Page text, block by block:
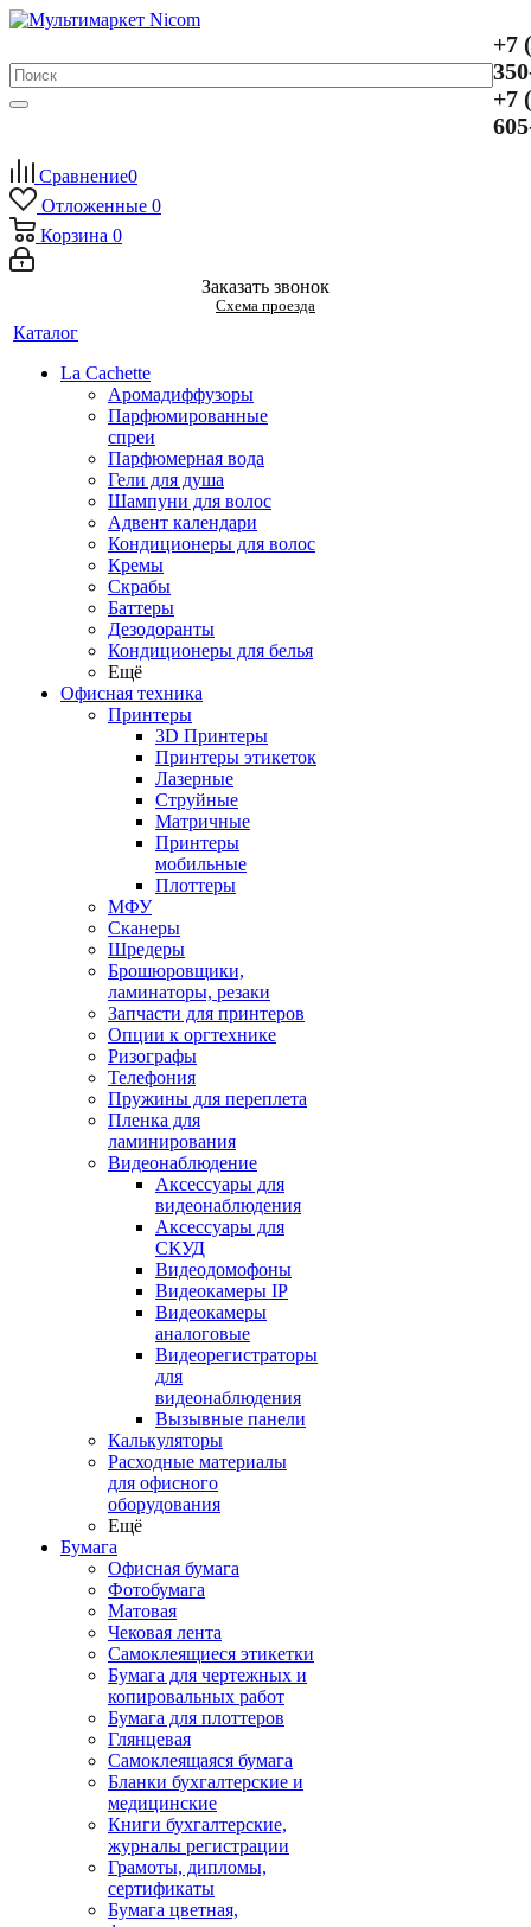
+7
+7
Сравнение0
Отложенные 0
Корзина 0
Заказать звонок
Схема проезда
Каталог
La Cachette
Аромадиффузоры
Парфюмированные
спреи
Парфюмерная вода
Гели для душа
Шампуни для волос
Адвент календари
Кондиционеры для волос
Кремы
Скрабы
Баттеры
Дезодоранты
Кондиционеры для белья
Ещё
Офисная техника
Принтеры
3D Принтеры
Принтеры этикеток
Лазерные
Струйные
Матричные
Принтеры
мобильные
Плоттеры
МФУ
Сканеры
Шредеры
Брошюровщики,
ламинаторы, резаки
Запчасти для принтеров
Опции к оргтехнике
Ризографы
Телефония
Пружины для переплета
Пленка для
ламинирования
Видеонаблюдение
Аксессуары для
видеонаблюдения
Аксессуары для
СКУД
Видеодомофоны
Видеокамеры IP
Видеокамеры
аналоговые
Видеорегистраторы
для
видеонаблюдения
Вызывные панели
Калькуляторы
Расходные материалы
для офисного
оборудования
Ещё
Бумага
Офисная бумага
Фотобумага
Матовая
Чековая лента
Самоклеящиеся этикетки
Бумага для чертежных и
копировальных работ
Бумага для плоттеров
Глянцевая
Самоклеящаяся бумага
Бланки бухгалтерские и
медицинские
Книги бухгалтерские,
журналы регистрации
Грамоты, дипломы,
сертификаты
Бумага цветная,